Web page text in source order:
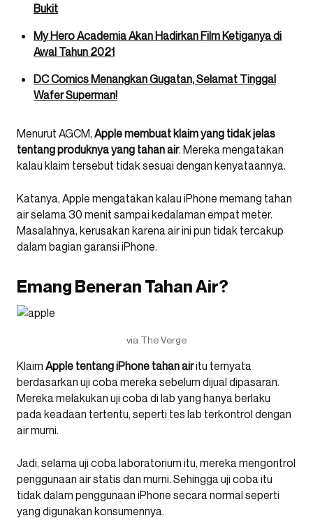
Bukit
My Hero Academia Akan Hadirkan Film Ketiganya di
Awal Tahun 2021
DC Comics Menangkan Gugatan, Selamat Tinggal
Wafer Superman!
Menurut AGCM, Applemembuat klaim yang tidak jelas
tentang produknya yang tahan air. Mereka mengatakan
kalau klaim tersebut tidak sesuai dengan kenyataannya.
Katanya, Apple mengatakan kalau iPhone memang tahan
air selama 30 menit sampai kedalaman empat meter.
Masalahnya, kerusakan karena air ini pun tidak tercakup
dalam bagian garansi iPhone.
Emang Beneran Tahan Air?
via The Verge
Klaim Apple tentang iPhone tahan airitu ternyata
berdasarkan uji coba mereka sebelum dijual dipasaran.
Mereka melakukan uji coba di lab yang hanya berlaku
pada keadaan tertentu, seperti tes lab terkontrol dengan
air murni.
Jadi, selama uji coba laboratorium itu, mereka mengontrol
penggunaan air statis dan murni. Sehingga uji coba itu
tidak dalam penggunaan iPhone secara normal seperti
yang digunakan konsumennya.